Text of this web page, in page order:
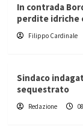
In contrada
perdite idriche
Filippo Cardinale
Sindaco
sequestrato
Redazione